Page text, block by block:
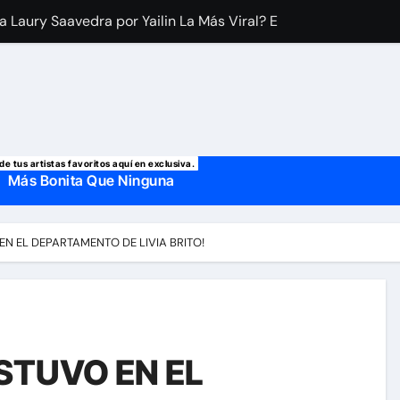
mensaje a Irina Baeva tras imágenes junto a
la muerte de su primer esposo y su actual marido
tus artistas favoritos aquí en exclusiva.
Más Bonita Que Ninguna
EL DEPARTAMENTO DE LIVIA BRITO!
EN EL